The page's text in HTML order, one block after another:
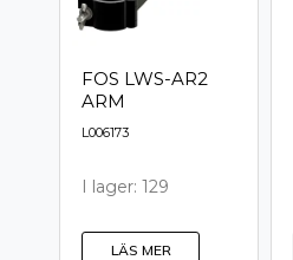
FOS LWS-AR2
ARM
L006173
I lager: 129
LÄS MER